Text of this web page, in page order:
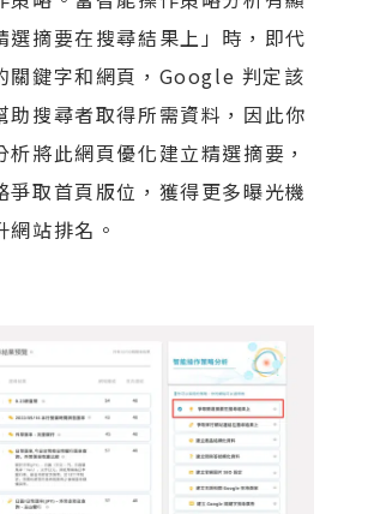
選摘要在搜尋結果上」時，即代
關鍵字和網頁，Google 判定該
助搜尋者取得所需資料，因此你
析將此網頁優化建立精選摘要，
爭取首頁版位，獲得更多曝光機
網站排名。